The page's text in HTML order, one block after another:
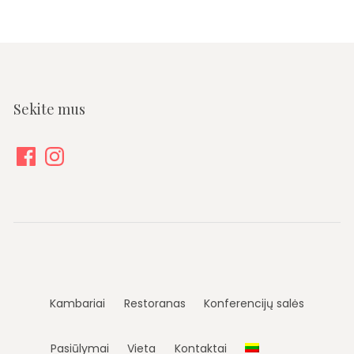
Sekite mus
FacebookInstagram
Kambariai Restoranas Konferencijų salės
Pasiūlymai Vieta Kontaktai